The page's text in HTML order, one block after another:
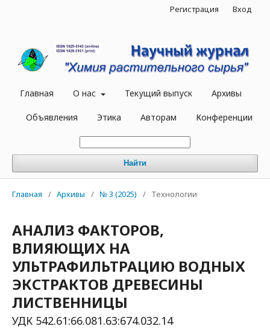
Главная О нас Текущий выпуск Архивы
Объявления Этика Авторам Конференции
Найти
Регистрация Вход
Главная / Архивы / № 3 (2025) / Технологии
АНАЛИЗ ФАКТОРОВ,
ВЛИЯЮЩИХ НА
УЛЬТРАФИЛЬТРАЦИЮ ВОДНЫХ
ЭКСТРАКТОВ ДРЕВЕСИНЫ
ЛИСТВЕННИЦЫ
УДК 542.61:66.081.63:674.032.14